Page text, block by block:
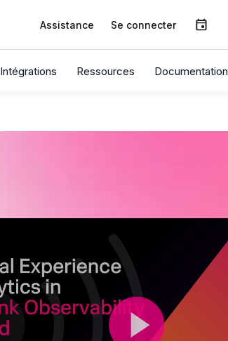
Assistance Se connecter
Intégrations Ressources Documentation